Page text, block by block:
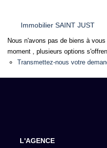
Immobilier SAINT JUST
Nous n'avons pas de biens à
moment , plusieurs options
Transmettez-nous votre
L'AGENCE